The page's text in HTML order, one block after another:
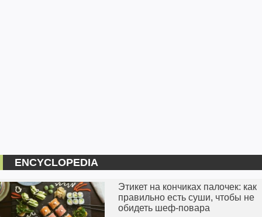
ENCYCLOPEDIA
Этикет на кончиках палочек: как
правильно есть суши, чтобы не
обидеть шеф-повара